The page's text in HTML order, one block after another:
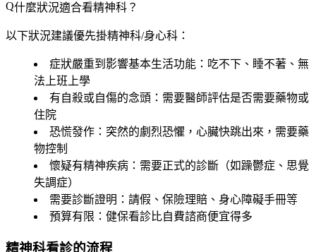
什麼狀況適合看精神科？
以下狀況建議優先掛精神科/身心科：
症狀嚴重到影響基本生活功能 ：吃不下、睡不著、無
法上班上學
有自殺或自傷的念頭 ：需要醫師評估是否需要藥物或
住院
恐慌發作 ：突然的劇烈恐懼，心臟快跳出來，需要藥
物控制
懷疑有精神疾病 ：需要正式的診斷（如躁鬱症、思覺
失調症）
需要診斷證明 ：請假、保險理賠、身心障礙手冊等
預算有限 ：健保看診比自費諮商便宜得多
精神科看診的流程